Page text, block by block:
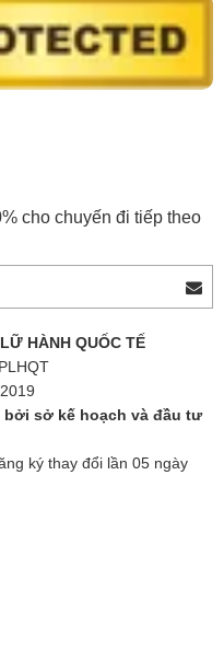
cho chuyến đi tiếp theo
HÀNH QUỐC TẾ
bởi sở kế hoạch và đầu tư
ký thay đổi lần 05 ngày